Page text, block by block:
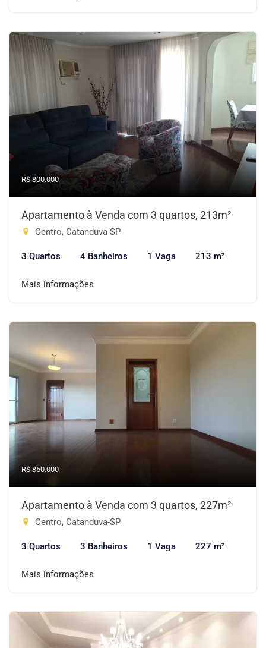
R$ 800.000
Apartamento à Venda com 3 quartos, 213m²
Centro, Catanduva-SP
3 Quartos 4 Banheiros 1 Vaga 213 m²
Mais informações
R$ 850.000
Apartamento à Venda com 3 quartos, 227m²
Centro, Catanduva-SP
3 Quartos 3 Banheiros 1 Vaga 227 m²
Mais informações